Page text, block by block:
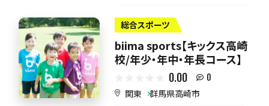
総合スポーツ
biima sports【キックス高崎
校/年少・年中・年長コース】
0.00 0
関東 群馬県高崎市